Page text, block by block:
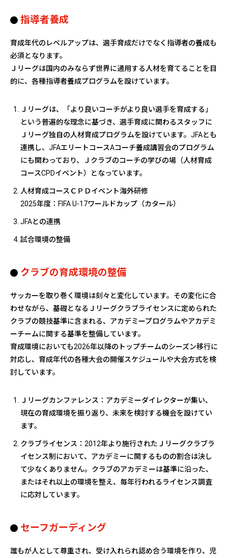
指導者養成
育成年代のレベルアップは、選手育成だけでなく指導者の養成も
必須となります。
Ｊリーグは国内のみならず世界に通用する人材を育てることを目
的に、各種指導者養成プログラムを設けています。
Ｊリーグは、「より良いコーチがより良い選手を育成する」
という普遍的な理念に基づき、選手育成に関わるスタッフに
Ｊリーグ独自の人材育成プログラムを設けています。JFAとも
連携し、JFAエリートコースAコーチ養成講習会のプログラム
にも関わっており、Ｊクラブのコーチの学びの場（人材育成
コースCPDイベント）となっています。
人材育成コースＣＰＤイベント海外研修
2025年度：FIFA U-17ワールドカップ（カタール）
JFAとの連携
試合環境の整備
クラブの育成環境の整備
サッカーを取り巻く環境は刻々と変化しています。その変化に合
わせながら、基礎となるＪリーグクラブライセンスに定められた
クラブの競技基準に含まれる、アカデミープログラムやアカデミ
ーチームに関する基準を整備しています。
育成環境においても2026年以降のトップチームのシーズン移行に
対応し、育成年代の各種大会の開催スケジュールや大会方式を検
討しています。
Ｊリーグカンファレンス：アカデミーダイレクターが集い、
現在の育成環境を振り返り、未来を検討する機会を設けてい
ます。
クラブライセンス：2012年より施行されたＪリーグクラブラ
イセンス制において、アカデミーに関するものの割合は決し
て少なくありません。クラブのアカデミーは基準に沿った、
またはそれ以上の環境を整え、毎年行われるライセンス調査
に応対しています。
セーフガーディング
誰もが人として尊重され、受け入れられ認め合う環境を作り、児